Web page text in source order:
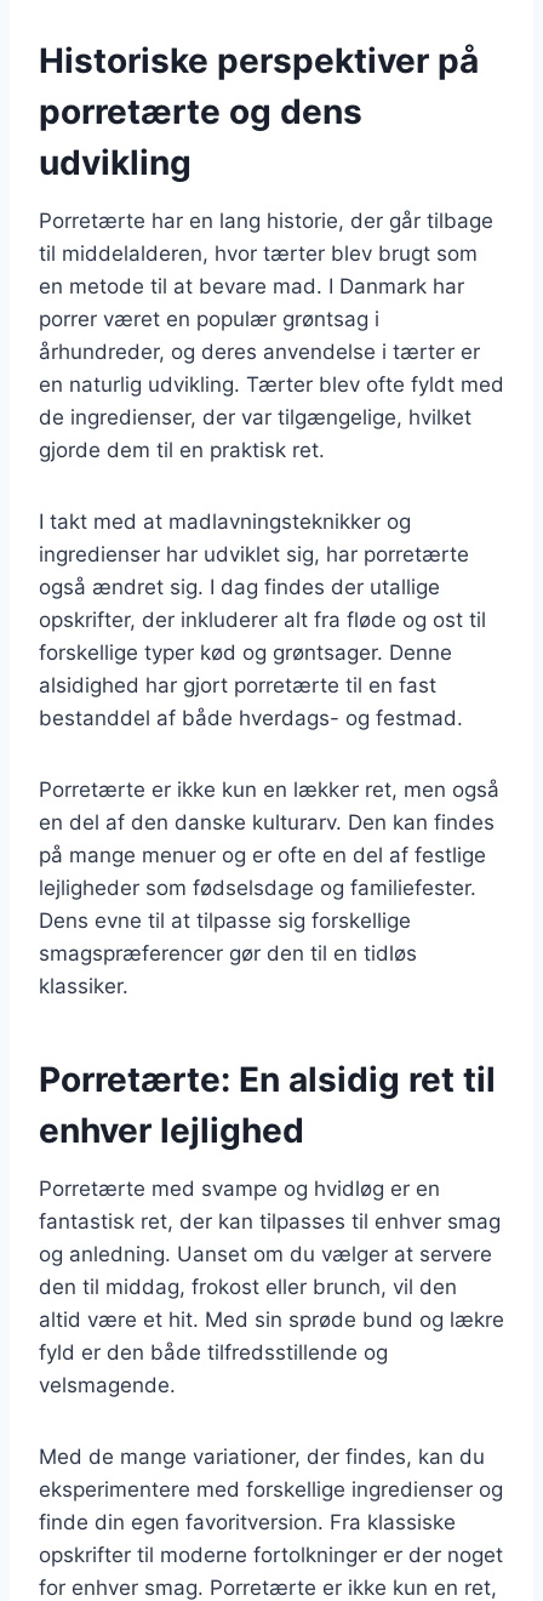
Historiske perspektiver på
porretærte og dens
udvikling
Porretærte har en lang historie, der går tilbage
til middelalderen, hvor tærter blev brugt som
en metode til at bevare mad. I Danmark har
porrer været en populær grøntsag i
århundreder, og deres anvendelse i tærter er
en naturlig udvikling. Tærter blev ofte fyldt med
de ingredienser, der var tilgængelige, hvilket
gjorde dem til en praktisk ret.
I takt med at madlavningsteknikker og
ingredienser har udviklet sig, har porretærte
også ændret sig. I dag findes der utallige
opskrifter, der inkluderer alt fra fløde og ost til
forskellige typer kød og grøntsager. Denne
alsidighed har gjort porretærte til en fast
bestanddel af både hverdags- og festmad.
Porretærte er ikke kun en lækker ret, men også
en del af den danske kulturarv. Den kan findes
på mange menuer og er ofte en del af festlige
lejligheder som fødselsdage og familiefester.
Dens evne til at tilpasse sig forskellige
smagspræferencer gør den til en tidløs
klassiker.
Porretærte: En alsidig ret til
enhver lejlighed
Porretærte med svampe og hvidløg er en
fantastisk ret, der kan tilpasses til enhver smag
og anledning. Uanset om du vælger at servere
den til middag, frokost eller brunch, vil den
altid være et hit. Med sin sprøde bund og lækre
fyld er den både tilfredsstillende og
velsmagende.
Med de mange variationer, der findes, kan du
eksperimentere med forskellige ingredienser og
finde din egen favoritversion. Fra klassiske
opskrifter til moderne fortolkninger er der noget
for enhver smag. Porretærte er ikke kun en ret,